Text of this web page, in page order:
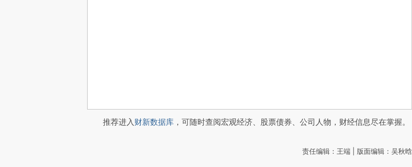
推荐进入财新数据库 ，可随时查阅宏观经济、股票债券、公司人物，财经信息尽在掌握。
责任编辑：王端 | 版面编辑：吴秋晗